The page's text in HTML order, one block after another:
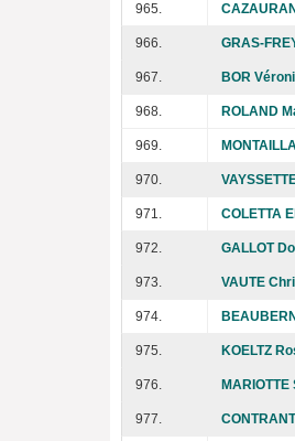
965.
966. GRAS-
967. BOR
968. ROLAND
969.
970.
971. COLETTA
972. GALLOT
973. VAUTE
974.
975. KOELTZ
976.
977.